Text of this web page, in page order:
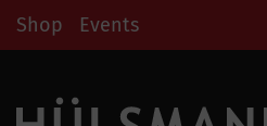
Shop Events